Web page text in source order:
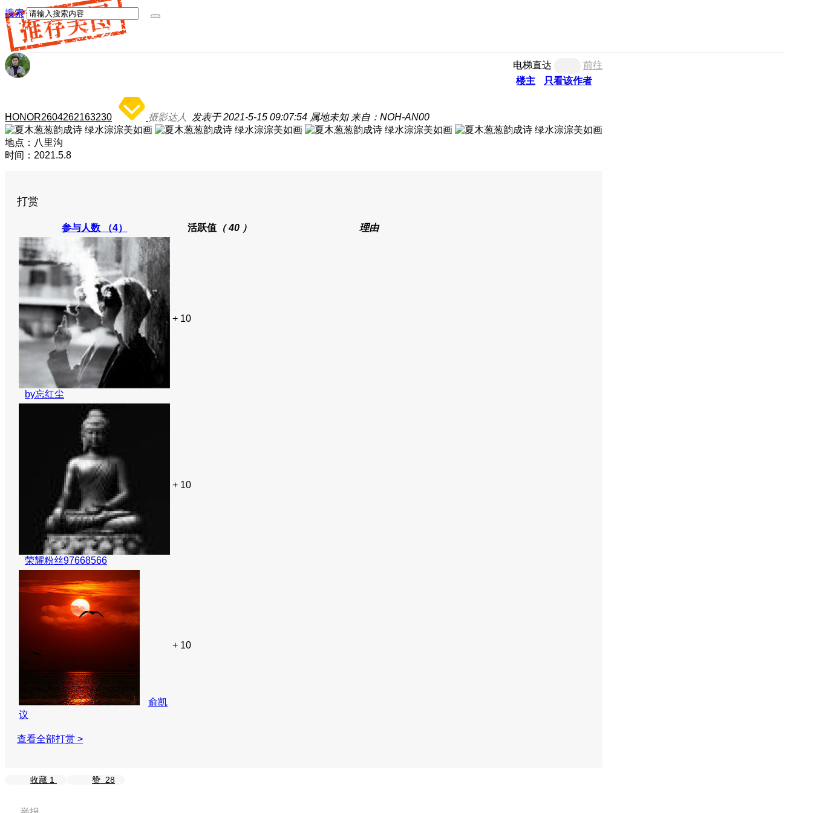
搜索
电梯直达
前往
楼主
只看该作者
HONOR2604262163230 摄影达人 发表于 2021-5-15 09:07:54 属地未知 来自：NOH-AN00
地点：八里沟
时间：2021.5.8
打赏
参与人数 （4） 活跃值（ 40 ） 理由
by忘红尘
+ 10
荣耀粉丝97668566
+ 10
俞凯
议
+ 10
查看全部打赏 >
收藏 1 赞 28